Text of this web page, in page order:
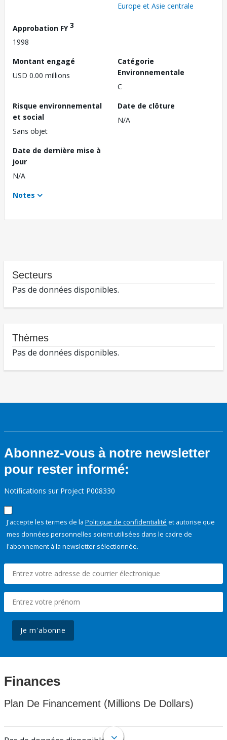
Europe et Asie centrale
Approbation FY3
1998
Montant engagé
USD 0.00 millions
Catégorie
Environnementale
C
Risque environnemental
et social
Sans objet
Date de clôture
N/A
Date de dernière mise à
jour
N/A
Notes
Secteurs
Pas de données disponibles.
Thèmes
Pas de données disponibles.
Abonnez-vous à notre newsletter
pour rester informé:
Notifications sur Project P008330
J'accepte les termes de la Politique de confidentialité et autorise que
mes données personnelles soient utilisées dans le cadre de
l'abonnement à la newsletter sélectionnée.
Je m'abonne
Finances
Plan De Financement (Millions De Dollars)